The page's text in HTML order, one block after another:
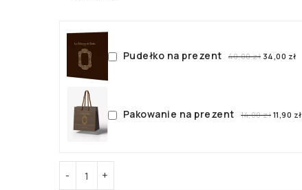
Pudełko na prezent 40,00zł 34,00 zł
Pakowanie na prezent 14,00zł 11,90 zł